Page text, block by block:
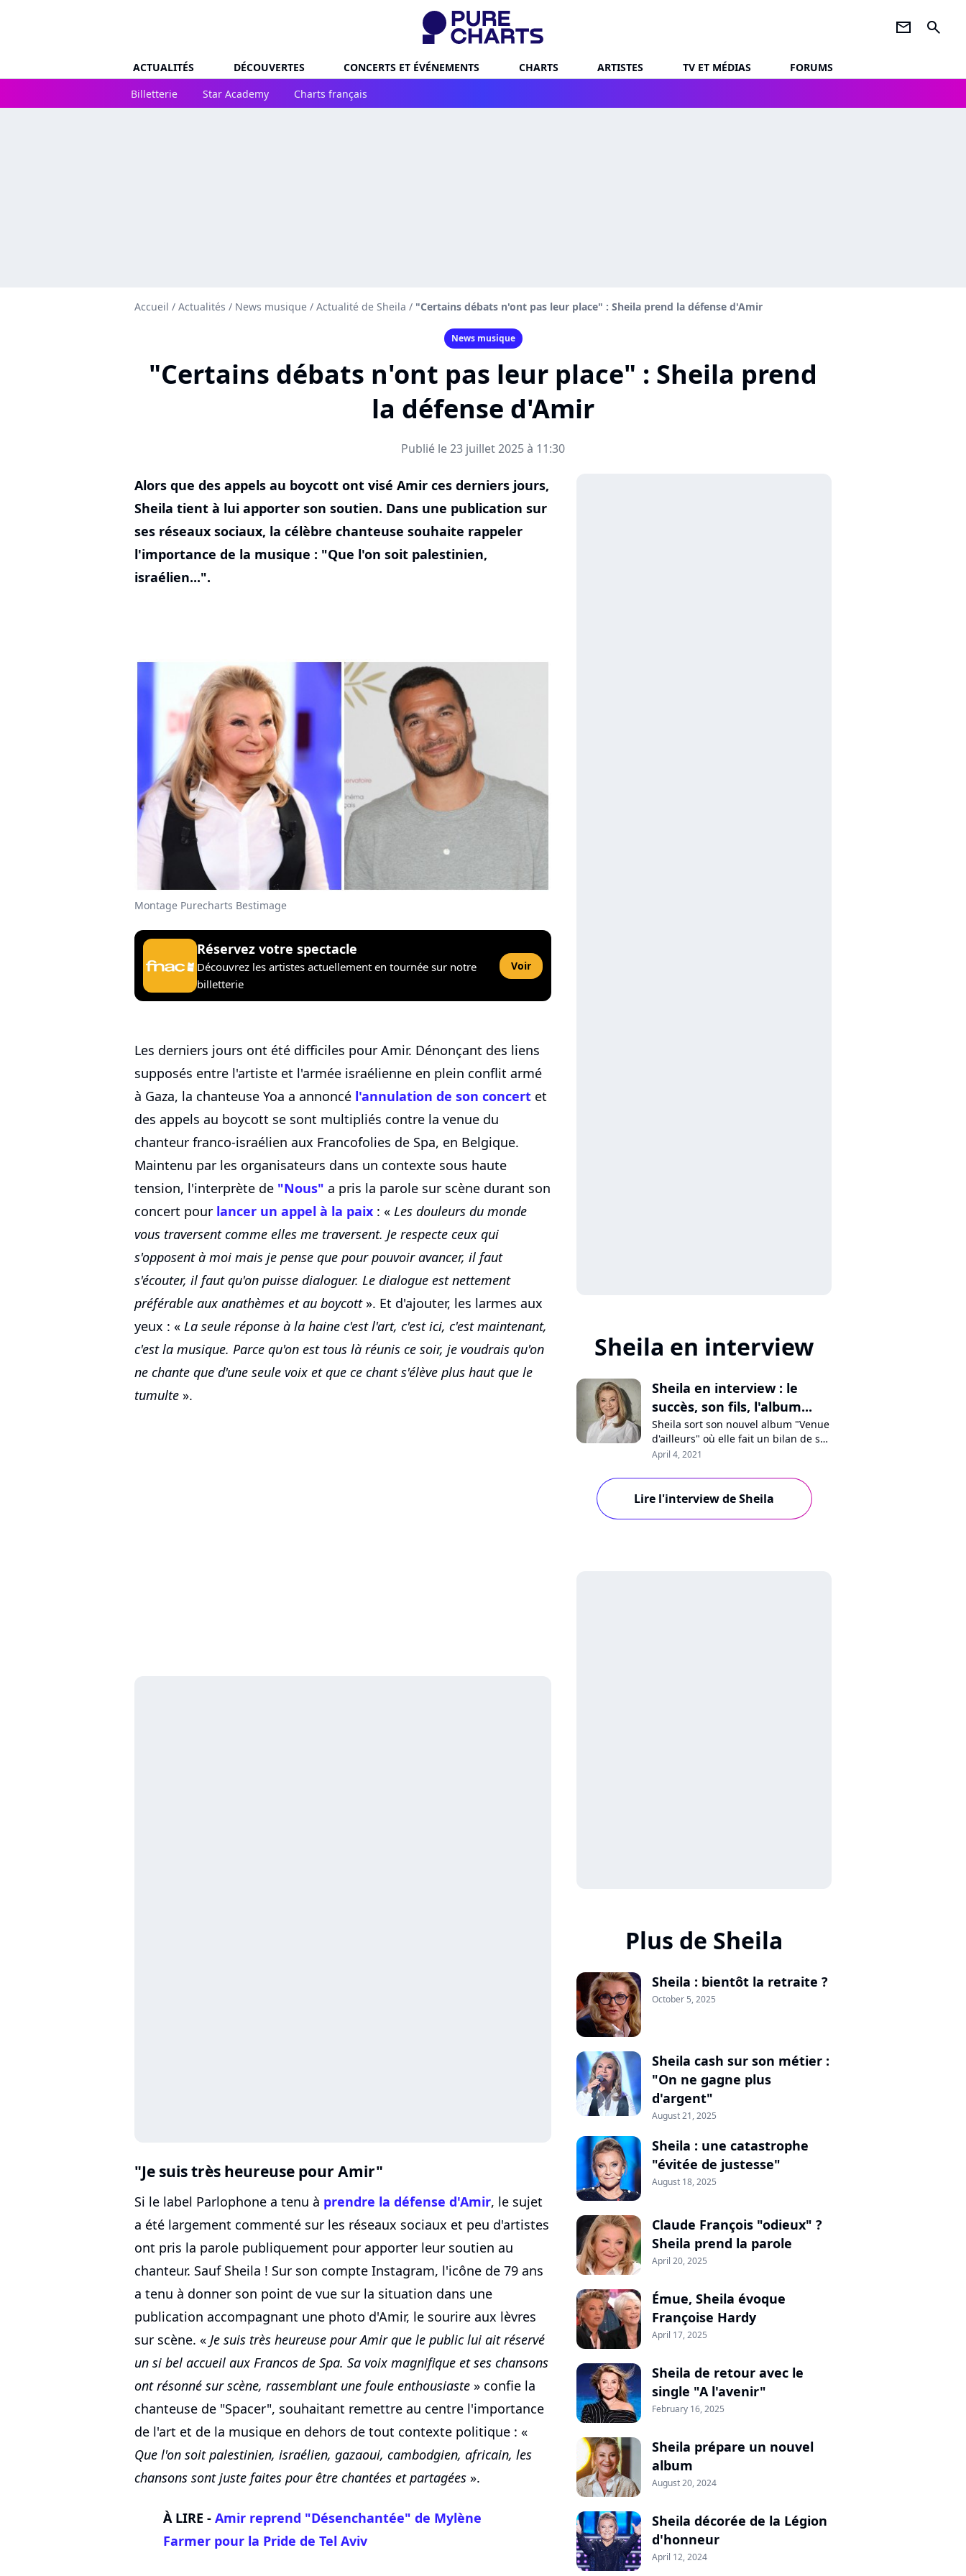
newsletter search
ACTUALITÉS DÉCOUVERTES CONCERTS ET ÉVÉNEMENTS CHARTS ARTISTES TV ET MÉDIAS
FORUMS
Billetterie
Star Academy Charts français
Accueil / Actualités / News musique / Actualité de Sheila / "Certains débats n'ont pas leur place" : Sheila prend la défense d'Amir
News musique
"Certains débats n'ont pas leur place" : Sheila prend
la défense d'Amir
Publié le 23 juillet 2025 à 11:30
Alors que des appels au boycott ont visé Amir ces derniers jours,
Sheila tient à lui apporter son soutien. Dans une publication sur
ses réseaux sociaux, la célèbre chanteuse souhaite rappeler
l'importance de la musique : "Que l'on soit palestinien,
israélien...".
Montage Purecharts Bestimage
Réservez votre spectacle
Découvrez les artistes actuellement en tournée sur notre
billetterie
Voir
Les derniers jours ont été difficiles pour Amir. Dénonçant des liens
supposés entre l'artiste et l'armée israélienne en plein conflit armé
à Gaza, la chanteuse Yoa a annoncé l'annulation de son concert et
des appels au boycott se sont multipliés contre la venue du
chanteur franco-israélien aux Francofolies de Spa, en Belgique.
Maintenu par les organisateurs dans un contexte sous haute
tension, l'interprète de "Nous" a pris la parole sur scène durant son
concert pour lancer un appel à la paix : « Les douleurs du monde
vous traversent comme elles me traversent. Je respecte ceux qui
s'opposent à moi mais je pense que pour pouvoir avancer, il faut
s'écouter, il faut qu'on puisse dialoguer. Le dialogue est nettement
préférable aux anathèmes et au boycott». Et d'ajouter, les larmes aux
yeux : « La seule réponse à la haine c'est l'art, c'est ici, c'est maintenant,
c'est la musique. Parce qu'on est tous là réunis ce soir, je voudrais qu'on
ne chante que d'une seule voix et que ce chant s'élève plus haut que le
tumulte ».
"Je suis très heureuse pour Amir"
Si le label Parlophone a tenu à prendre la défense d'Amir, le sujet
a été largement commenté sur les réseaux sociaux et peu d'artistes
ont pris la parole publiquement pour apporter leur soutien au
chanteur. Sauf Sheila ! Sur son compte Instagram, l'icône de 79 ans
a tenu à donner son point de vue sur la situation dans une
publication accompagnant une photo d'Amir, le sourire aux lèvres
sur scène. « Je suis très heureuse pour Amir que le public lui ait réservé
un si bel accueil aux Francos de Spa. Sa voix magnifique et ses chansons
ont résonné sur scène, rassemblant une foule enthousiaste » confie la
chanteuse de "Spacer", souhaitant remettre au centre l'importance
de l'art et de la musique en dehors de tout contexte politique : «
Que l'on soit palestinien, israélien, gazaoui, cambodgien, africain, les
chansons sont juste faites pour être chantées et partagées ».
À LIRE - Amir reprend "Désenchantée" de Mylène
Farmer pour la Pride de Tel Aviv
Sheila en interview
Sheila en interview : le
succès, son fils, l'album...
Sheila sort son nouvel album "Venue
d'ailleurs" où elle fait un bilan de sa
vie. En interview pour Pure Charts, la
son énorme succès et l'impact sur sa
vie, son fils Ludovic, son
engagement contre le racisme ou
April 4, 2021
Lire l'interview de Sheila
Plus de Sheila
Sheila : bientôt la retraite ?
October 5, 2025
Sheila cash sur son métier :
"On ne gagne plus
d'argent"
August 21, 2025
Sheila : une catastrophe
"évitée de justesse"
August 18, 2025
Claude François "odieux" ?
Sheila prend la parole
April 20, 2025
Émue, Sheila évoque
Françoise Hardy
April 17, 2025
Sheila de retour avec le
single "A l'avenir"
February 16, 2025
Sheila prépare un nouvel
album
August 20, 2024
Sheila décorée de la Légion
d'honneur
April 12, 2024